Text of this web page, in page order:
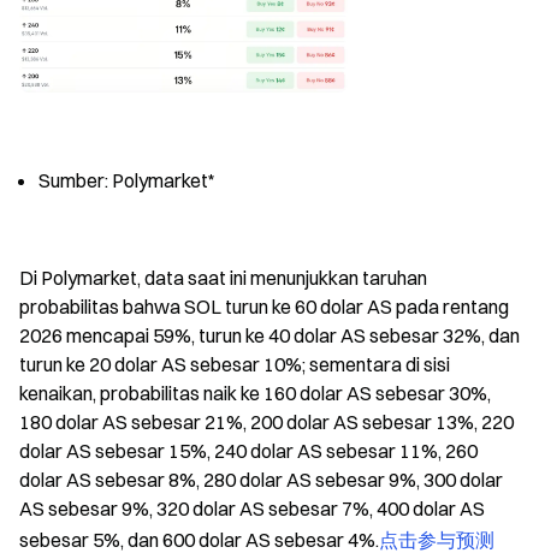
Sumber: Polymarket*
Di Polymarket, data saat ini menunjukkan taruhan
probabilitas bahwa SOL turun ke 60 dolar AS pada rentang
2026 mencapai 59%, turun ke 40 dolar AS sebesar 32%, dan
turun ke 20 dolar AS sebesar 10%; sementara di sisi
kenaikan, probabilitas naik ke 160 dolar AS sebesar 30%,
180 dolar AS sebesar 21%, 200 dolar AS sebesar 13%, 220
dolar AS sebesar 15%, 240 dolar AS sebesar 11%, 260
dolar AS sebesar 8%, 280 dolar AS sebesar 9%, 300 dolar
AS sebesar 9%, 320 dolar AS sebesar 7%, 400 dolar AS
sebesar 5%, dan 600 dolar AS sebesar 4%.点击参与预测